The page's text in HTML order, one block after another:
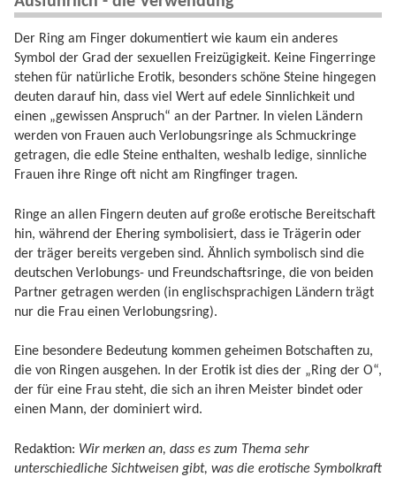
Der Ring am Finger dokumentiert wie kaum ein anderes
Symbol der Grad der sexuellen Freizügigkeit. Keine Fingerringe
stehen für natürliche Erotik, besonders schöne Steine hingegen
deuten darauf hin, dass viel Wert auf edele Sinnlichkeit und
einen „gewissen Anspruch“ an der Partner. In vielen Ländern
werden von Frauen auch Verlobungsringe als Schmuckringe
getragen, die edle Steine enthalten, weshalb ledige, sinnliche
Frauen ihre Ringe oft nicht am Ringfinger tragen.
Ringe an allen Fingern deuten auf große erotische Bereitschaft
hin, während der Ehering symbolisiert, dass ie Trägerin oder
der träger bereits vergeben sind. Ähnlich symbolisch sind die
deutschen Verlobungs- und Freundschaftsringe, die von beiden
Partner getragen werden (in englischsprachigen Ländern trägt
nur die Frau einen Verlobungsring).
Eine besondere Bedeutung kommen geheimen Botschaften zu,
die von Ringen ausgehen. In der Erotik ist dies der „Ring der O“,
der für eine Frau steht, die sich an ihren Meister bindet oder
einen Mann, der dominiert wird.
Redaktion: Wir merken an, dass es zum Thema sehr
unterschiedliche Sichtweisen gibt, was die erotische Symbolkraft